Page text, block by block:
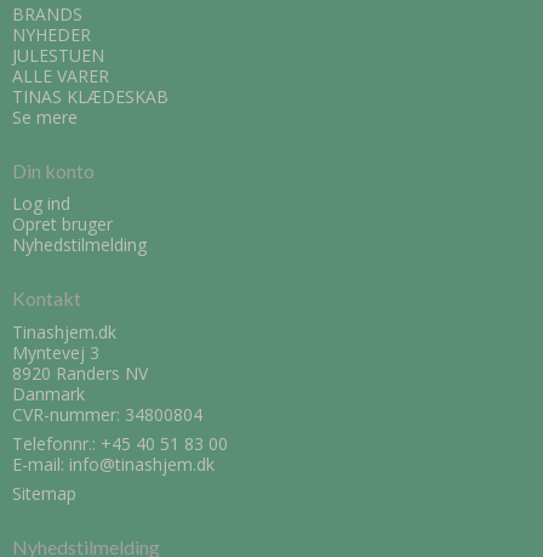
BRANDS
NYHEDER
JULESTUEN
ALLE VARER
TINAS KLÆDESKAB
Se mere
Din konto
Log ind
Opret bruger
Nyhedstilmelding
Kontakt
Tinashjem.dk
Myntevej 3
8920 Randers NV
Danmark
CVR-nummer: 34800804
Telefonnr.: +45 40 51 83 00
E-mail: info@tinashjem.dk
Sitemap
Nyhedstilmelding